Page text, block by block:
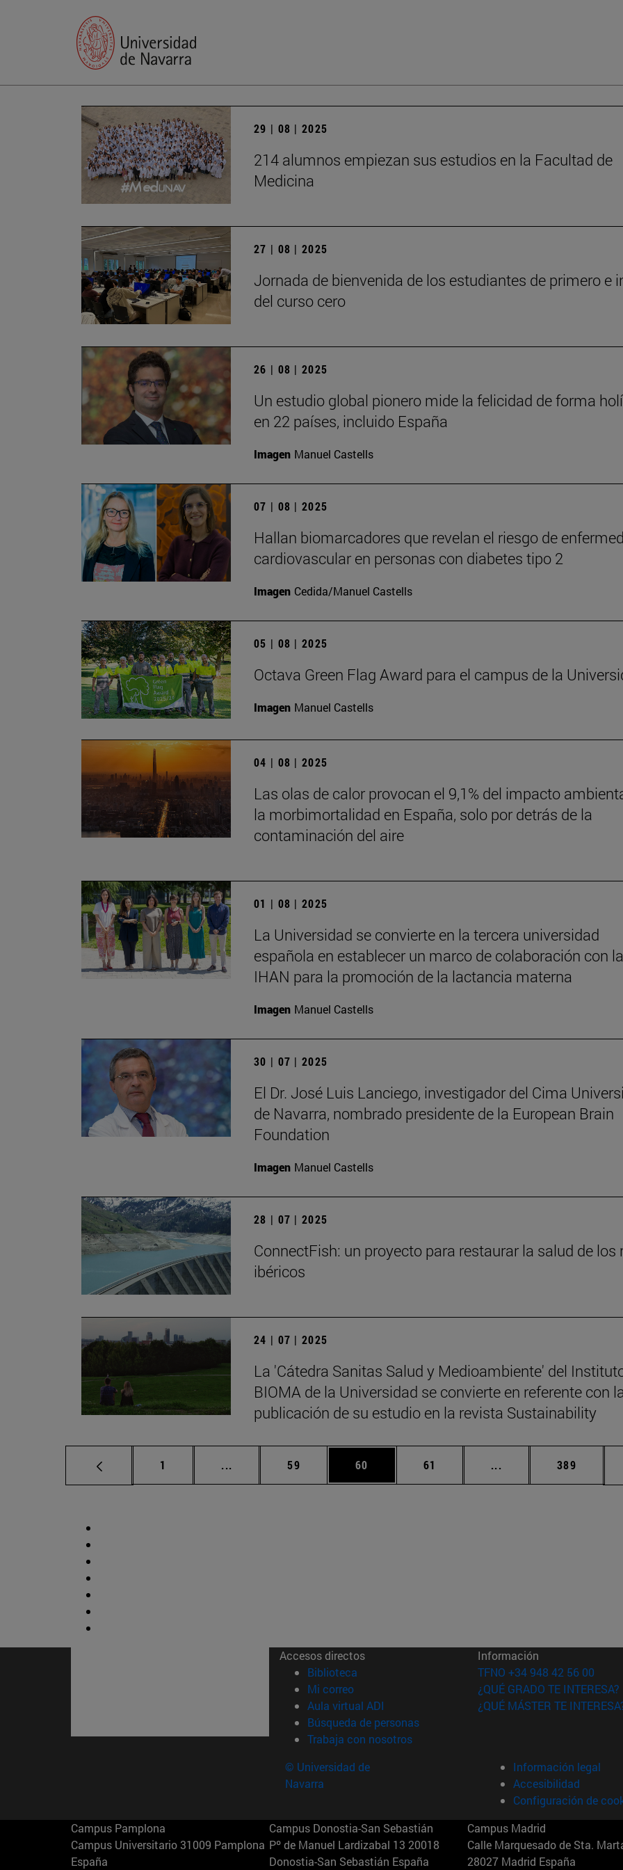
29 | 08 | 2025
214 alumnos empiezan sus estudios en la Facultad de
Medicina
27 | 08 | 2025
Jornada de bienvenida de los estudiantes de primero e
del curso cero
26 | 08 | 2025
Un estudio global pionero mide la felicidad de forma
en 22 países, incluido España
Imagen Manuel Castells
07 | 08 | 2025
Hallan biomarcadores que revelan el riesgo de
cardiovascular en personas con diabetes tipo 2
Imagen Cedida/Manuel Castells
05 | 08 | 2025
Octava Green Flag Award para el campus de la
Imagen Manuel Castells
04 | 08 | 2025
Las olas de calor provocan el 9,1% del impacto
la morbimortalidad en España, solo por detrás de la
contaminación del aire
01 | 08 | 2025
La Universidad se convierte en la tercera universidad
española en establecer un marco de colaboración con la
IHAN para la promoción de la lactancia materna
Imagen Manuel Castells
30 | 07 | 2025
El Dr. José Luis Lanciego, investigador del Cima
de Navarra, nombrado presidente de la European Brain
Foundation
Imagen Manuel Castells
28 | 07 | 2025
ConnectFish: un proyecto para restaurar la salud de los
ibéricos
24 | 07 | 2025
La 'Cátedra Sanitas Salud y Medioambiente' del
BIOMA de la Universidad se convierte en referente con
publicación de su estudio en la revista Sustainability
Página
1 ... Páginas intermedias Use TAB para desplazarse.
Página
59 Página
60 Página
61 ... Páginas intermedias
Página
389
Accesos directos
Biblioteca (abre en nueva ventana)
Mi correo(abre en nueva ventana)
Aula virtual ADI (abre en nueva ventana)
Búsqueda de personas(abre en nueva ventana)
Trabaja con nosotros(abre en nueva ventana)
Información
TFNO +34 948 42 56 00
¿QUÉ GRADO TE INTERESA?
¿QUÉ MÁSTER TE
© Universidad de
Navarra
Información legal
Accesibilidad
Configuración de
Campus Pamplona
Campus Universitario 31009 Pamplona
España
Campus Donostia-San Sebastián
Pº de Manuel Lardizabal 13 20018
Donostia-San Sebastián España
Campus Madrid
Calle Marquesado de Sta.
28027 Madrid España